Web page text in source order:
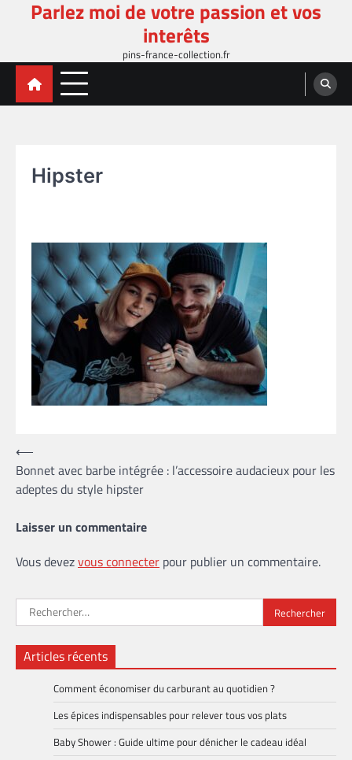
Parlez moi de votre passion et vos
interêts
pins-france-collection.fr
Hipster
Navigation
de
l’article
⟵
Bonnet avec barbe intégrée : l’accessoire audacieux pour les
adeptes du style hipster
Laisser un commentaire
Vous devezvous connecter pour publier un commentaire.
Rechercher :
Articles récents
Comment économiser du carburant au quotidien ?
Les épices indispensables pour relever tous vos plats
Baby Shower : Guide ultime pour dénicher le cadeau idéal